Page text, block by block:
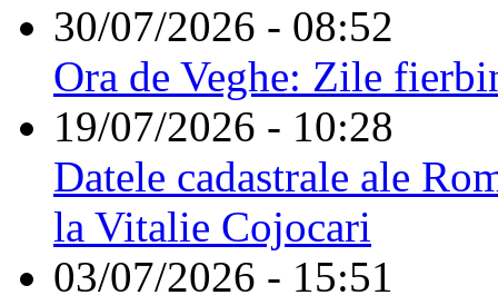
30/07/2026 - 08:52
Ora de Veghe: Zile
19/07/2026 - 10:28
Datele cadastrale ale
la Vitalie Cojocari
03/07/2026 - 15:51